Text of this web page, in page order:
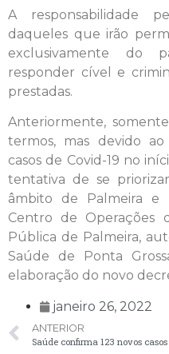
A responsabilidade
daqueles que irão
exclusivamente do
responder cível e
prestadas.
Anteriormente,
termos, mas devido
casos de Covid-19 no
tentativa de se
âmbito de Palmeira e
Centro de Operações
Pública de Palmeira,
Saúde de Ponta
elaboração do novo
janeiro 26, 2022
ANTERIOR